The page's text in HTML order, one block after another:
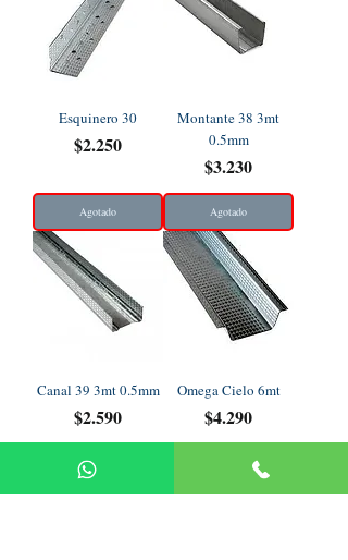
Esquinero 30
Precio
$2.250
Agotado
Montante 38 3mt
0.5mm
Precio
$3.230
Agotado
Canal 39 3mt 0.5mm
Precio
$2.590
Agotado
Omega Cielo 6mt
Precio
$4.290